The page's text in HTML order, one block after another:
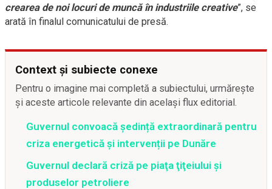
crearea de noi locuri de muncă în industriile creative”, se
arată în finalul comunicatului de presă.
Context și subiecte conexe
Pentru o imagine mai completă a subiectului, urmărește
și aceste articole relevante din același flux editorial.
Guvernul convoacă ședință extraordinară pentru
criza energetică și intervenții pe Dunăre
Guvernul declară criză pe piaţa ţiţeiului şi
produselor petroliere